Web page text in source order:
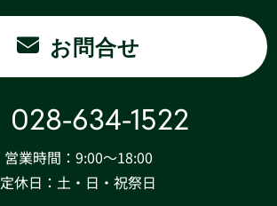
お問合せ
028-634-1522
営業時間：9:00〜18:00
定休日：土・日・祝祭日